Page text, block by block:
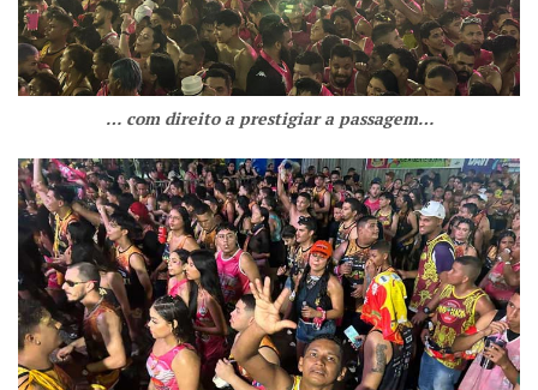
… com direito a prestigiar a passagem…